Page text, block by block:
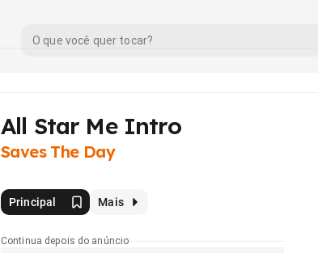
All Star Me Intro
Saves The Day
Principal Mais
Continua depois do anúncio